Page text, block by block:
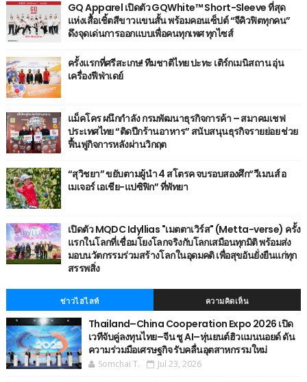
GQ Apparel เปิดตัว GQWhite™ Short-Sleeve ที่สุด
แห่งเสื้อเชิ้ตสีขาวแขนสั้น พร้อมคอนเซ็ปต์ “จีคิวฟิตทุกคน”
ดึงจุดเด่นการออกแบบเพื่อคนทุกเพศ ทุกไซส์
ครั้งแรกที่ศรีสะเกษ! ทีมชาติไทย ปะทะ เติร์กเมนิสถาน อุ่น
เครื่องฟีฟ่าเดย์
แม็คโคร ผนึกกำลัง กรมพัฒนาธุรกิจการค้า – สมาคมเชฟ
ประเทศไทย “ติดปีกร้านอาหาร” สนับสนุนธุรกิจรายย่อย ช่วย
ฟื้นฟูกิจการหลังผ่านวิกฤต
“สุวิชยา” ขยับตามผู้นำ 4 สโตรค จบรอบสองศึก“วีเมนส์ อ
เมเจอร์ เอเชีย-แปซิฟิก” ที่พัทยา
เปิดตัว MQDC Idyllias "เมตตาเวิร์ส" (Metta-verse) ครั้ง
แรกในโลกที่เชื่อมโยงโลกจริงกับโลกเสมือนทุกมิติ พร้อมส่ง
มอบนวัตกรรมร่วมสร้างโลกในอุดมคติ เพื่อสุขอันยั่งยืนแก่ทุก
สรรพสิ่ง
ข่าวไฮไลท์ ความคิดเห็น
Thailand–China Cooperation Expo 2026 เปิด
เวทีจับคู่ลงทุนไทย–จีน ชู AI–หุ่นยนต์ฮิวแมนนอยด์ ดัน
ความร่วมมือเศรษฐกิจ รับคลื่นอุตสาหกรรมใหม่
Somchai T. Jul 23, 2026